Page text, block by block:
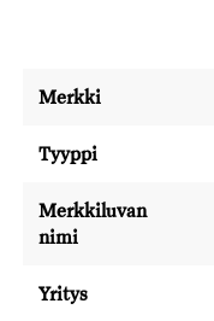
Merkki
Tyyppi
Merkkiluvan
nimi
Yritys